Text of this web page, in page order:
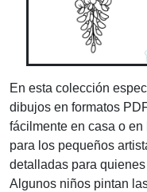
En esta colección
dibujos en formatos
fácilmente en casa o
para los pequeños
detalladas para
Algunos niños pintan